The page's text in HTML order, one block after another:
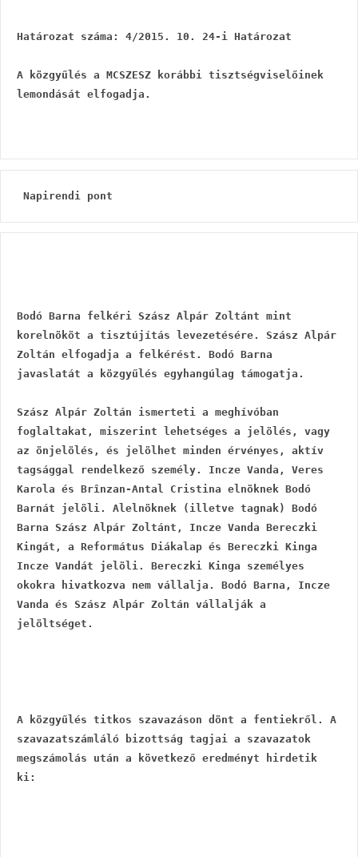
Határozat száma: 4/2015. 10. 24-i Határozat
A közgyűlés a MCSZESZ korábbi tisztségviselőinek
lemondását elfogadja.
Napirendi pont
Bodó Barna felkéri Szász Alpár Zoltánt mint
korelnököt a tisztújítás levezetésére. Szász Alpár
Zoltán elfogadja a felkérést. Bodó Barna
javaslatát a közgyűlés egyhangúlag támogatja.
Szász Alpár Zoltán ismerteti a meghívóban
foglaltakat, miszerint lehetséges a jelölés, vagy
az önjelölés, és jelölhet minden érvényes, aktív
tagsággal rendelkező személy. Incze Vanda, Veres
Karola és Brînzan-Antal Cristina elnöknek Bodó
Barnát jelöli. Alelnöknek (illetve tagnak) Bodó
Barna Szász Alpár Zoltánt, Incze Vanda Bereczki
Kingát, a Református Diákalap és Bereczki Kinga
Incze Vandát jelöli. Bereczki Kinga személyes
okokra hivatkozva nem vállalja. Bodó Barna, Incze
Vanda és Szász Alpár Zoltán vállalják a
jelöltséget.
A közgyűlés titkos szavazáson dönt a fentiekről. A
szavazatszámláló bizottság tagjai a szavazatok
megszámolás után a következő eredményt hirdetik
ki: